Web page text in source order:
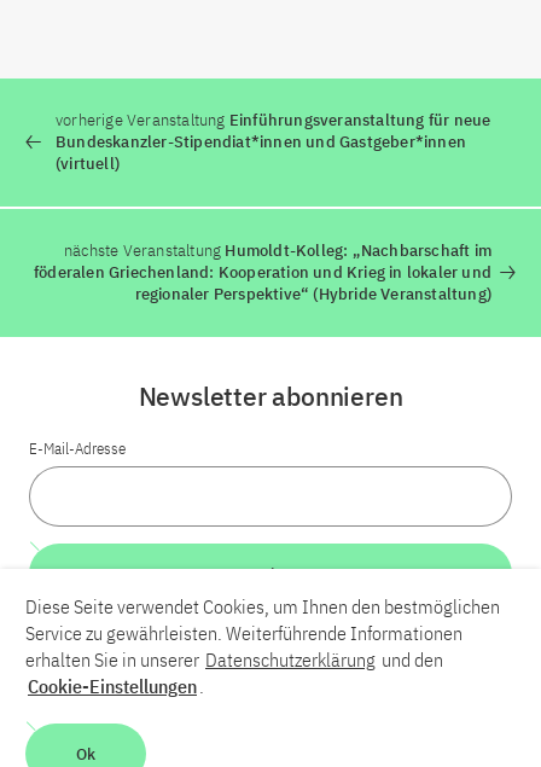
vorherige Veranstaltung Einführungsveranstaltung für neue
Bundeskanzler-Stipendiat*innen und Gastgeber*innen
(virtuell)
nächste Veranstaltung Humoldt-Kolleg: „Nachbarschaft im
föderalen Griechenland: Kooperation und Krieg in lokaler und
regionaler Perspektive“ (Hybride Veranstaltung)
LinkedInBlueskyYouTube
Kontakt
Barrierefreiheit
Newsletter abonnieren
E-Mail-Adresse
Weiter
Diese Seite verwendet Cookies, um Ihnen den bestmöglichen
Service zu gewährleisten. Weiterführende Informationen
erhalten Sie in unserer Datenschutzerklärung und den
Cookie-Einstellungen.
Ok